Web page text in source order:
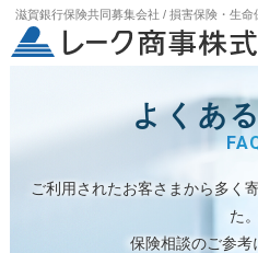
滋賀銀行保険共同募集会社 / 損害保険・生命
よくあ
ご利用されたお客さまから多く
た。
保険相談のご参考